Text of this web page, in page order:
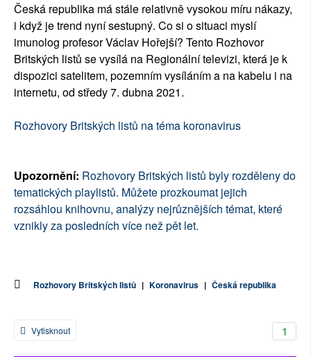
Česká republika má stále relativně vysokou míru nákazy,
i když je trend nyní sestupný. Co si o situaci myslí
imunolog profesor Václav Hořejší? Tento Rozhovor
Britských listů se vysílá na Regionální televizi, která je k
dispozici satelitem, pozemním vysíláním a na kabelu i na
internetu, od středy 7. dubna 2021.
Rozhovory Britských listů na téma koronavirus
Upozornění: Rozhovory Britských listů byly rozděleny do
tematických playlistů. Můžete prozkoumat jejich
rozsáhlou knihovnu, analýzy nejrůznějších témat, které
vznikly za posledních více než pět let.
Rozhovory Britských listů | Koronavirus | Česká republika
1
Vytisknout